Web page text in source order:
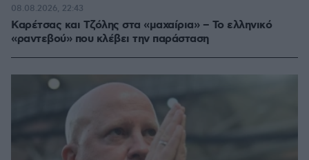
Καρέτσας και Τζόλης στα «μαχαίρια» – Το ελληνικό
«ραντεβού» που κλέβει την παράσταση
08.08.2026, 22:43